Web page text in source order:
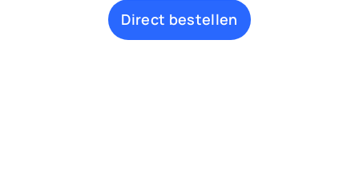
Direct bestellen